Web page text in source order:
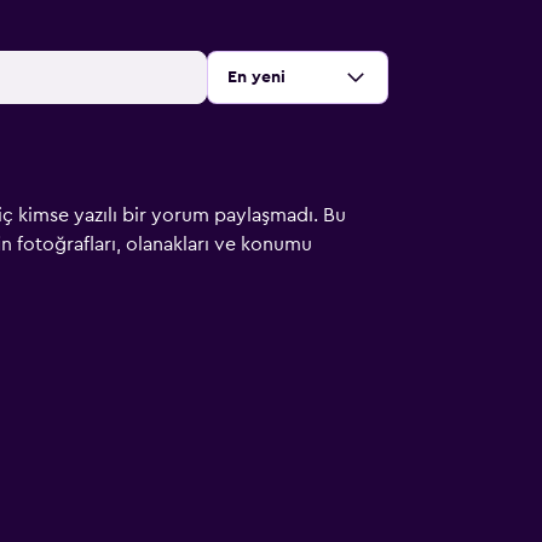
Sırala:
En yeni
yazılı bir yorum paylaşmadı. Bu
fotoğrafları, olanakları ve konumu